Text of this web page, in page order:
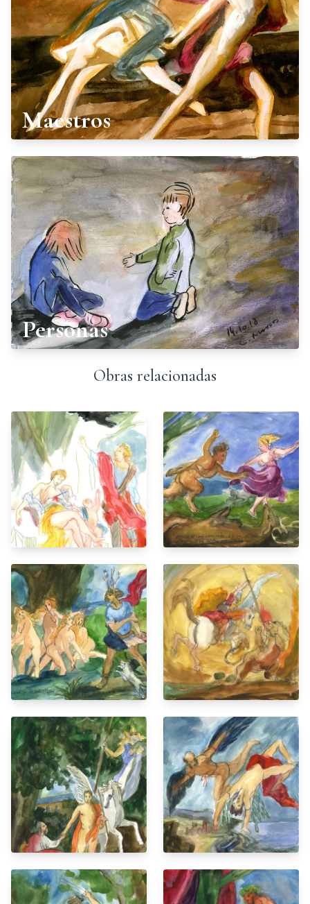
Maestros
Personas
Obras relacionadas